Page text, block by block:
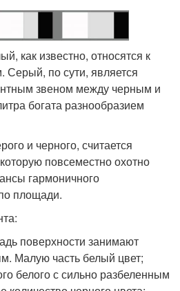
как известно, относятся к
Серый, по сути, является
звеном между черным и
богата разнообразием
и черного, считается
повсеместно охотно
гармоничного
площади.
поверхности занимают
Малую часть белый цвет;
белого с сильно разбеленным